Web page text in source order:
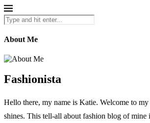
About Me
Fashionista
Hello there, my name is Katie. Welcome to
shines. This tell-all about fashion blog of mine